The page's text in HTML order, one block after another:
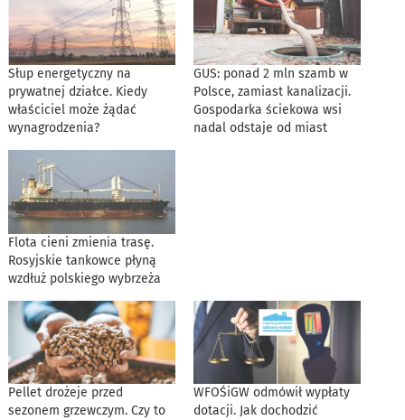
Słup energetyczny na
prywatnej działce. Kiedy
właściciel może żądać
wynagrodzenia?
GUS: ponad 2 mln szamb w
Polsce, zamiast kanalizacji.
Gospodarka ściekowa wsi
nadal odstaje od miast
Flota cieni zmienia trasę.
Rosyjskie tankowce płyną
wzdłuż polskiego wybrzeża
Pellet drożeje przed
sezonem grzewczym. Czy to
WFOŚiGW odmówił wypłaty
dotacji. Jak dochodzić